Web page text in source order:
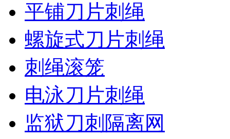
平铺刀片刺绳
螺旋式刀片刺绳
刺绳滚笼
电泳刀片刺绳
监狱刀刺隔离网